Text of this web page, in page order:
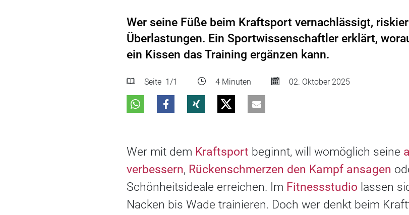
Wer seine Füße beim Kraftsport vernachlässigt,
Überlastungen. Ein Sportwissenschaftler erklärt,
ein Kissen das Training ergänzen kann.
Seite 1 /1 4 Minuten 02. Oktober 2025
Wer mit dem Kraftsport beginnt, will womöglich seine
verbessern, Rückenschmerzen den Kampf ansagen
Schönheitsideale erreichen. Im Fitnessstudio lassen
Nacken bis Wade trainieren. Doch wer denkt beim